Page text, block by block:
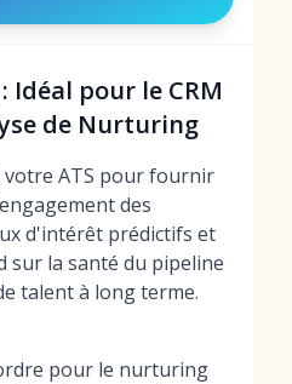
Idéal pour le CRM
de Nurturing
votre ATS pour fournir
des
d'intérêt prédictifs et
sur la santé du pipeline
talent à long terme.
pour le nurturing